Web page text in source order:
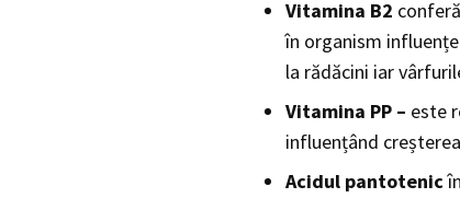
Vitamina B2
în organism
la rădăcini iar
Vitamina PP – este
influențând
Acidul pantotenic